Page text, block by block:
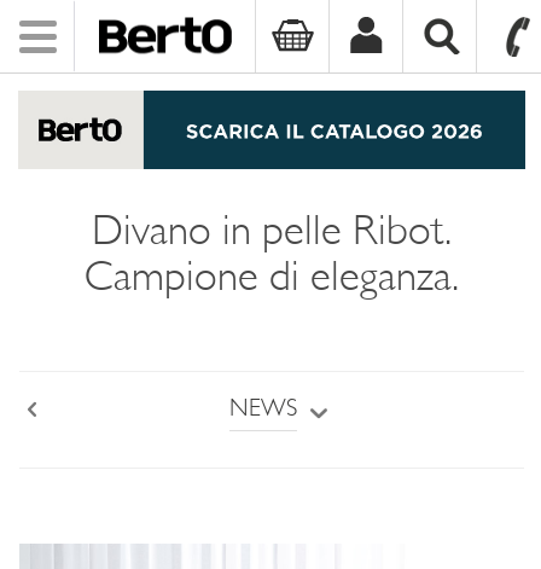
Toggle
navigation
Divano in pelle Ribot.
Campione di eleganza.
NEWS